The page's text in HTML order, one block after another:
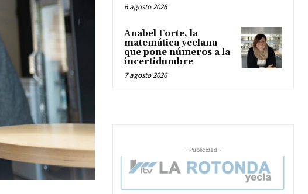
6 agosto 2026
Anabel Forte, la
matemática yeclana
que pone números a la
incertidumbre
7 agosto 2026
- Publicidad -